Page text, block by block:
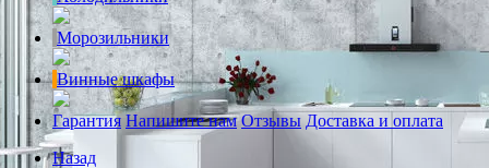
Морозильники
Винные шкафы
Гарантия Напишите нам Отзывы Доставка и оплата
Назад